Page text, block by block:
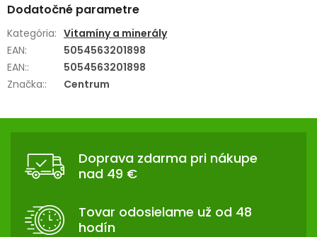
Dodatočné parametre
Kategória: Vitamíny a minerály
EAN:
5054563201898
EAN::
5054563201898
Značka:: Centrum
Doprava zdarma pri nákupe
nad 49 €
Tovar odosielame už od 48
hodín